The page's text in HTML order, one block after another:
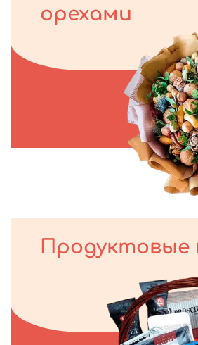
орехами
Продуктовые